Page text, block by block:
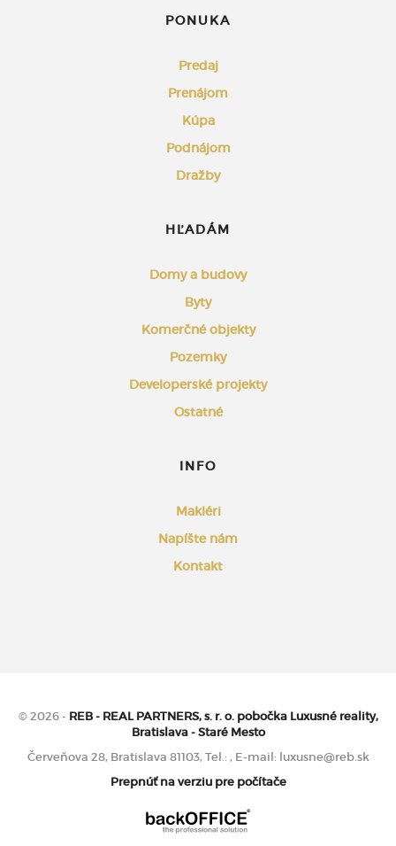
PONUKA
Predaj
Prenájom
Kúpa
Podnájom
Dražby
HĽADÁM
Domy a budovy
Byty
Komerčné objekty
Pozemky
Developerské projekty
Ostatné
INFO
Makléri
Napíšte nám
Kontakt
© 2026 - REB - REAL PARTNERS, s. r. o. pobočka Luxusné reality,
Bratislava - Staré Mesto
Červeňova 28, Bratislava 81103, Tel.: , E-mail: luxusne@reb.sk
Prepnúť na verziu pre počítače